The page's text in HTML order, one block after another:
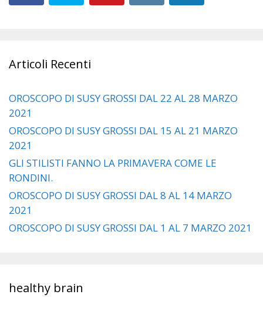
Articoli Recenti
OROSCOPO DI SUSY GROSSI DAL 22 AL 28 MARZO
2021
OROSCOPO DI SUSY GROSSI DAL 15 AL 21 MARZO
2021
GLI STILISTI FANNO LA PRIMAVERA COME LE
RONDINI.
OROSCOPO DI SUSY GROSSI DAL 8 AL 14 MARZO
2021
OROSCOPO DI SUSY GROSSI DAL 1 AL 7 MARZO 2021
healthy brain